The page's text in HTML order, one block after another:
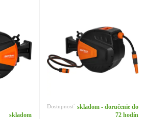
skladom
Dostupnosť skladom - doručenie do
72 hodín